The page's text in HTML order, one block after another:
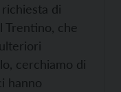
di
Trentino, che
cerchiamo di
hanno